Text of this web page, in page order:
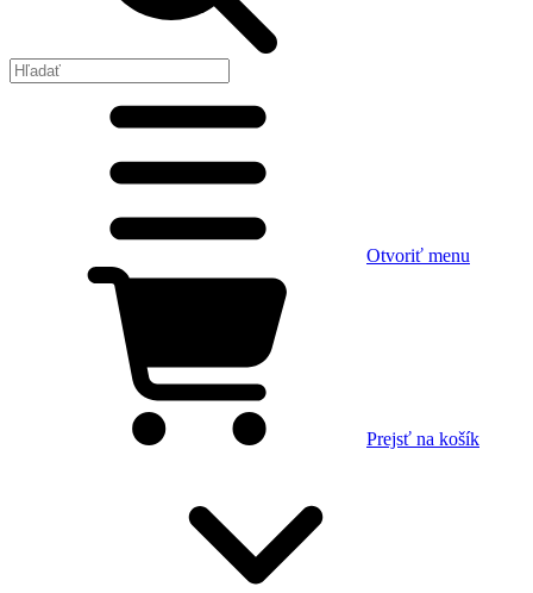
Otvoriť menu
Prejsť na košík